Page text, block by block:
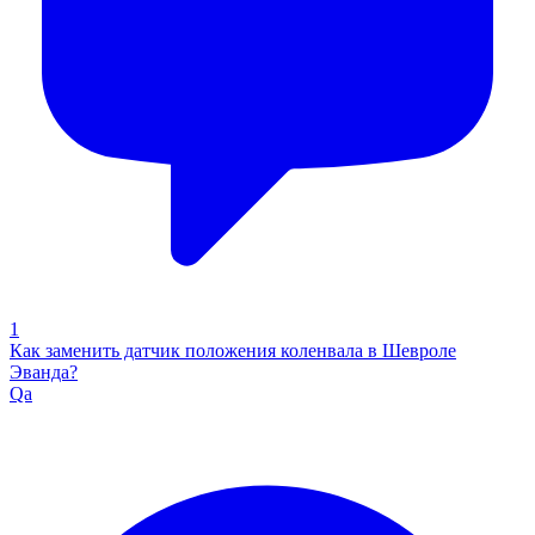
1
Как заменить датчик положения коленвала в Шевроле
Эванда?
Qa